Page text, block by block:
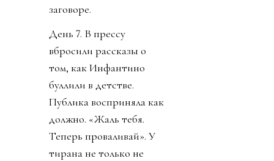
заговоре.
День 7. В прессу
вбросили рассказы о
том, как Инфантино
буллили в детстве.
Публика восприняла как
должно. «Жаль тебя.
Теперь проваливай». У
тирана не только не